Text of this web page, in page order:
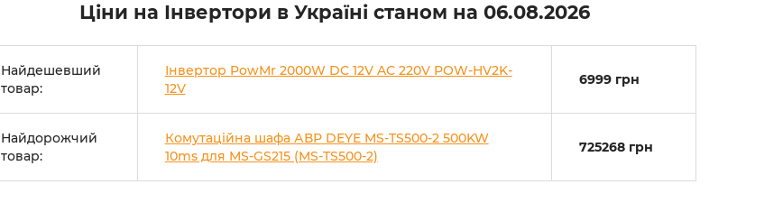
Ціни на Інвертори в Україні станом на 06.08.2026
Найдешевший
товар:
Інвертор PowMr 2000W DC 12V AC 220V POW-HV2K-
12V
6999 грн
Найдорожчий
товар:
Комутаційна шафа АВР DEYE MS-TS500-2 500KW
10ms для MS-GS215 (MS-TS500-2)
725268 грн